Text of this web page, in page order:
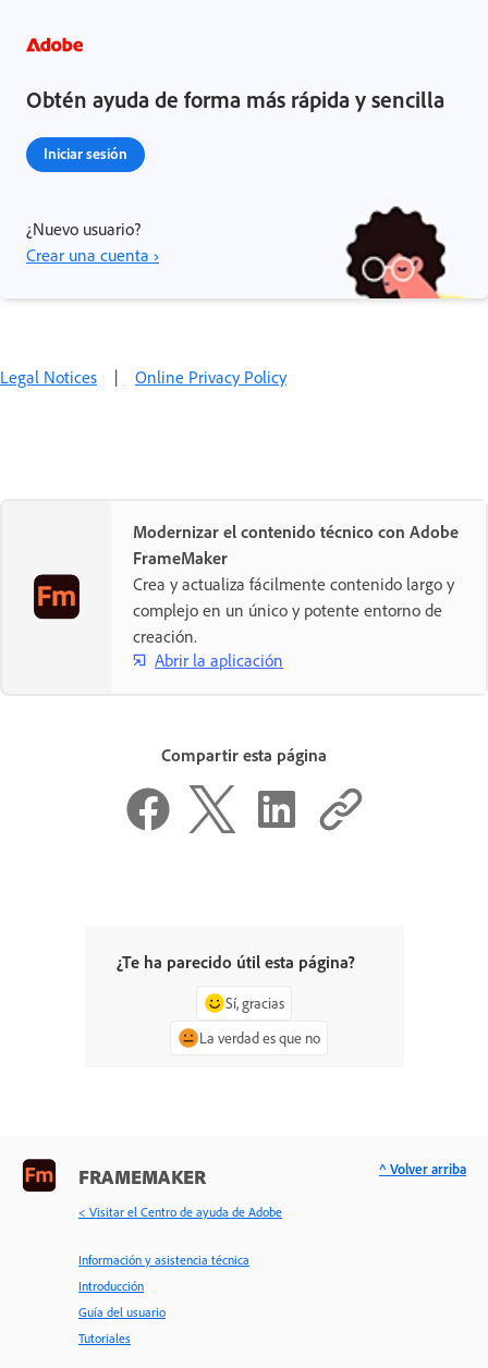
Obtén ayuda de forma más rápida y sencilla
Iniciar sesión
¿Nuevo usuario?
Crear una cuenta ›
Legal Notices | Online Privacy Policy
Modernizar el contenido técnico con Adobe
FrameMaker
Crea y actualiza fácilmente contenido largo y
complejo en un único y potente entorno de
creación.
Abrir la aplicación
Compartir esta página
¿Te ha parecido útil esta página?
Sí, gracias
La verdad es que no
FRAMEMAKER
< Visitar el Centro de ayuda de Adobe
Información y asistencia técnica
Introducción
Guía del usuario
Tutoriales
^ Volver arriba